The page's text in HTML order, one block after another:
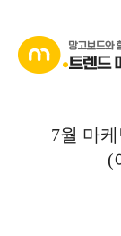
7월 마
(